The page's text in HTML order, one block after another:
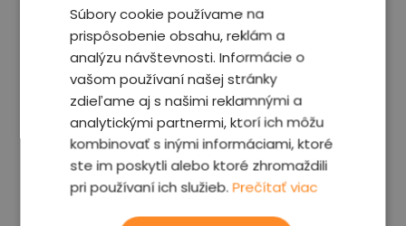
Toto môže odhaliť aj predajcom zamlčanej
havárie alebo poškodenie karosérie. Nový lak má
totiž odlišnú hodnotu ako originálny lak.
Súbory cookie používame na
prispôsobenie obsahu, reklám a
analýzu návštevnosti. Informácie o
vašom používaní našej stránky
zdieľame aj s našimi reklamnými a
analytickými partnermi, ktorí ich môžu
kombinovať s inými informáciami, ktoré
ste im poskytli alebo ktoré zhromaždili
pri používaní ich služieb.Prečítať viac